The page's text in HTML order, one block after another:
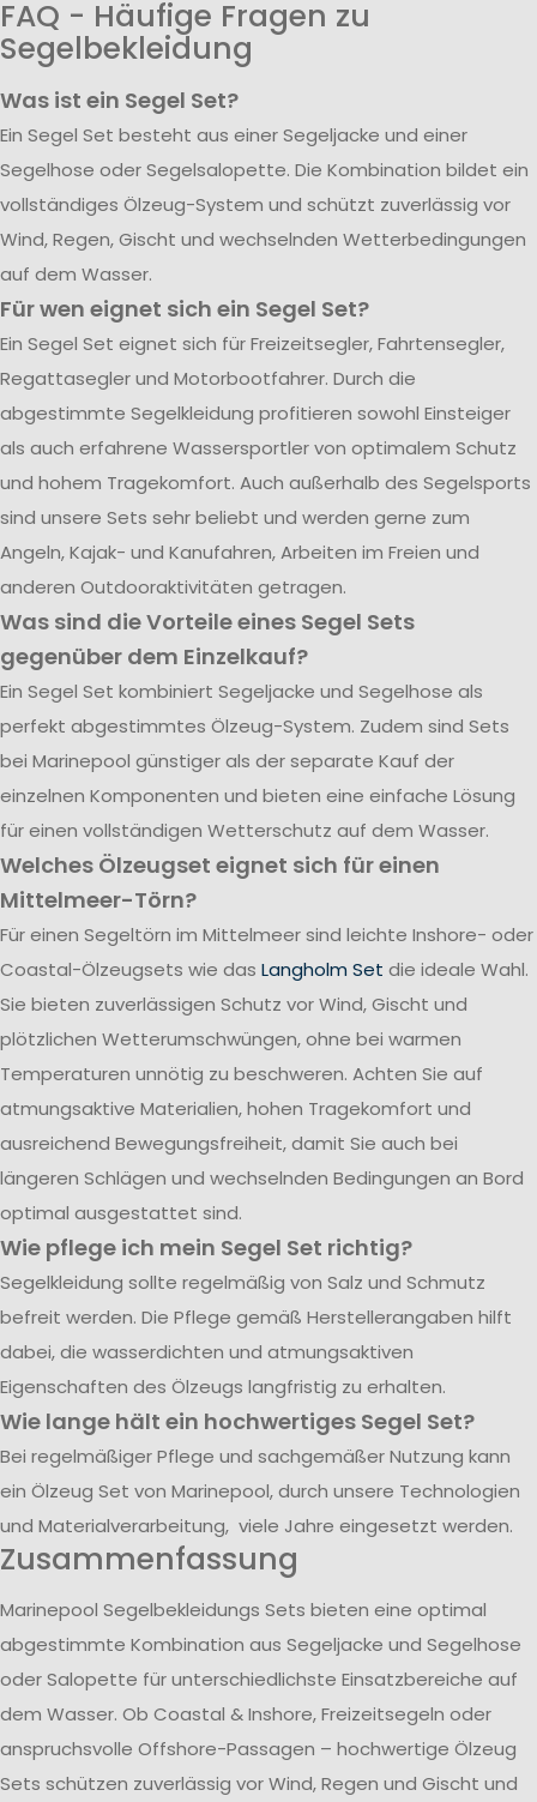
FAQ - Häufige Fragen zu
Segelbekleidung
Was ist ein Segel Set?
Ein Segel Set besteht aus einer Segeljacke und einer
Segelhose oder Segelsalopette. Die Kombination bildet ein
vollständiges Ölzeug-System und schützt zuverlässig vor
Wind, Regen, Gischt und wechselnden Wetterbedingungen
auf dem Wasser.
Für wen eignet sich ein Segel Set?
Ein Segel Set eignet sich für Freizeitsegler, Fahrtensegler,
Regattasegler und Motorbootfahrer. Durch die
abgestimmte Segelkleidung profitieren sowohl Einsteiger
als auch erfahrene Wassersportler von optimalem Schutz
und hohem Tragekomfort. Auch außerhalb des Segelsports
sind unsere Sets sehr beliebt und werden gerne zum
Angeln, Kajak- und Kanufahren, Arbeiten im Freien und
anderen Outdooraktivitäten getragen.
Was sind die Vorteile eines Segel Sets
gegenüber dem Einzelkauf?
Ein Segel Set kombiniert Segeljacke und Segelhose als
perfekt abgestimmtes Ölzeug-System. Zudem sind Sets
bei Marinepool günstiger als der separate Kauf der
einzelnen Komponenten und bieten eine einfache Lösung
für einen vollständigen Wetterschutz auf dem Wasser.
Welches Ölzeugset eignet sich für einen
Mittelmeer-Törn?
Für einen Segeltörn im Mittelmeer sind leichte Inshore- oder
Coastal-Ölzeugsets wie das Langholm Set die ideale Wahl.
Sie bieten zuverlässigen Schutz vor Wind, Gischt und
plötzlichen Wetterumschwüngen, ohne bei warmen
Temperaturen unnötig zu beschweren. Achten Sie auf
atmungsaktive Materialien, hohen Tragekomfort und
ausreichend Bewegungsfreiheit, damit Sie auch bei
längeren Schlägen und wechselnden Bedingungen an Bord
optimal ausgestattet sind.
Wie pflege ich mein Segel Set richtig?
Segelkleidung sollte regelmäßig von Salz und Schmutz
befreit werden. Die Pflege gemäß Herstellerangaben hilft
dabei, die wasserdichten und atmungsaktiven
Eigenschaften des Ölzeugs langfristig zu erhalten.
Wie lange hält ein hochwertiges Segel Set?
Bei regelmäßiger Pflege und sachgemäßer Nutzung kann
ein Ölzeug Set von Marinepool, durch unsere Technologien
und Materialverarbeitung, viele Jahre eingesetzt werden.
Zusammenfassung
Marinepool Segelbekleidungs Sets bieten eine optimal
abgestimmte Kombination aus Segeljacke und Segelhose
oder Salopette für unterschiedlichste Einsatzbereiche auf
dem Wasser. Ob Coastal & Inshore, Freizeitsegeln oder
anspruchsvolle Offshore-Passagen – hochwertige Ölzeug
Sets schützen zuverlässig vor Wind, Regen und Gischt und